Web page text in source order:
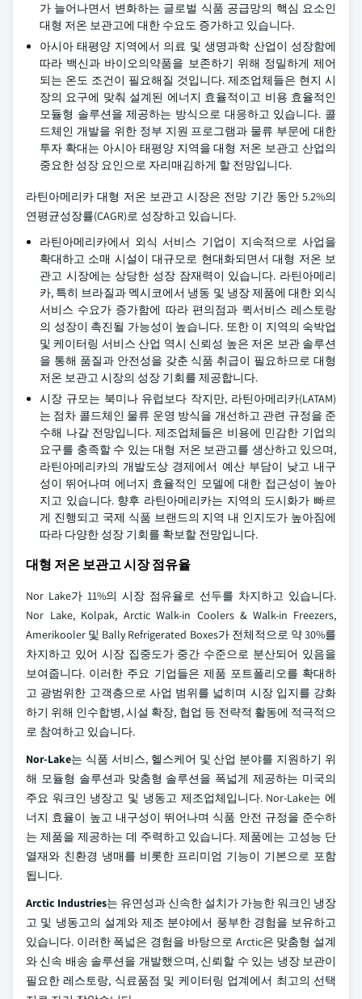
가 늘어나면서 변화하는 글로벌 식품 공급망의 핵심 요소인
대형 저온 보관고에 대한 수요도 증가하고 있습니다.
아시아 태평양 지역에서 의료 및 생명과학 산업이 성장함에
따라 백신과 바이오의약품을 보존하기 위해 정밀하게 제어
되는 온도 조건이 필요해질 것입니다. 제조업체들은 현지 시
장의 요구에 맞춰 설계된 에너지 효율적이고 비용 효율적인
모듈형 솔루션을 제공하는 방식으로 대응하고 있습니다. 콜
드체인 개발을 위한 정부 지원 프로그램과 물류 부문에 대한
투자 확대는 아시아 태평양 지역을 대형 저온 보관고 산업의
중요한 성장 요인으로 자리매김하게 할 전망입니다.
라틴아메리카 대형 저온 보관고 시장은 전망 기간 동안 5.2%의
연평균성장률(CAGR)로 성장하고 있습니다.
라틴아메리카에서 외식 서비스 기업이 지속적으로 사업을
확대하고 소매 시설이 대규모로 현대화되면서 대형 저온 보
관고 시장에는 상당한 성장 잠재력이 있습니다. 라틴아메리
카, 특히 브라질과 멕시코에서 냉동 및 냉장 제품에 대한 외식
서비스 수요가 증가함에 따라 편의점과 퀵서비스 레스토랑
의 성장이 촉진될 가능성이 높습니다. 또한 이 지역의 숙박업
및 케이터링 서비스 산업 역시 신뢰성 높은 저온 보관 솔루션
을 통해 품질과 안전성을 갖춘 식품 취급이 필요하므로 대형
저온 보관고 시장의 성장 기회를 제공합니다.
시장 규모는 북미나 유럽보다 작지만, 라틴아메리카(LATAM)
는 점차 콜드체인 물류 운영 방식을 개선하고 관련 규정을 준
수해 나갈 전망입니다. 제조업체들은 비용에 민감한 기업의
요구를 충족할 수 있는 대형 저온 보관고를 생산하고 있으며,
라틴아메리카의 개발도상 경제에서 예산 부담이 낮고 내구
성이 뛰어나며 에너지 효율적인 모델에 대한 접근성이 높아
지고 있습니다. 향후 라틴아메리카는 지역의 도시화가 빠르
게 진행되고 국제 식품 브랜드의 지역 내 인지도가 높아짐에
따라 다양한 성장 기회를 확보할 전망입니다.
대형 저온 보관고 시장 점유율
Nor Lake가 11%의 시장 점유율로 선두를 차지하고 있습니다.
Nor Lake, Kolpak, Arctic Walk-in Coolers & Walk-in Freezers,
Amerikooler 및 Bally Refrigerated Boxes가 전체적으로 약 30%를
차지하고 있어 시장 집중도가 중간 수준으로 분산되어 있음을
보여줍니다. 이러한 주요 기업들은 제품 포트폴리오를 확대하
고 광범위한 고객층으로 사업 범위를 넓히며 시장 입지를 강화
하기 위해 인수합병, 시설 확장, 협업 등 전략적 활동에 적극적으
로 참여하고 있습니다.
Nor-Lake는 식품 서비스, 헬스케어 및 산업 분야를 지원하기 위
해 모듈형 솔루션과 맞춤형 솔루션을 폭넓게 제공하는 미국의
주요 워크인 냉장고 및 냉동고 제조업체입니다. Nor-Lake는 에
너지 효율이 높고 내구성이 뛰어나며 식품 안전 규정을 준수하
는 제품을 제공하는 데 주력하고 있습니다. 제품에는 고성능 단
열재와 친환경 냉매를 비롯한 프리미엄 기능이 기본으로 포함
됩니다.
Arctic Industries는 유연성과 신속한 설치가 가능한 워크인 냉장
고 및 냉동고의 설계와 제조 분야에서 풍부한 경험을 보유하고
있습니다. 이러한 폭넓은 경험을 바탕으로 Arctic은 맞춤형 설계
와 신속 배송 솔루션을 개발했으며, 신뢰할 수 있는 냉장 보관이
필요한 레스토랑, 식료품점 및 케이터링 업계에서 최고의 선택